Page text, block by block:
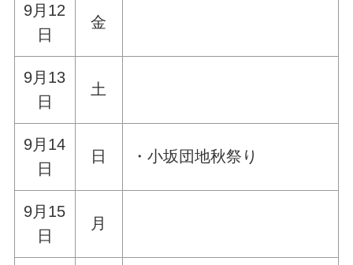
9月12
日
金
9月13
日
土
9月14
日
日 ・小坂団地秋祭り
9月15
日
月